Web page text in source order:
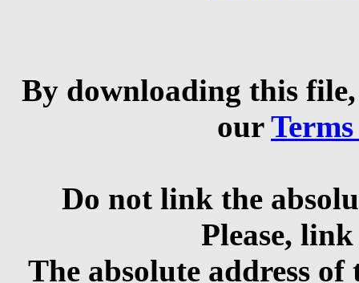
By downloading this
our
Do not link the
Please,
The absolute address